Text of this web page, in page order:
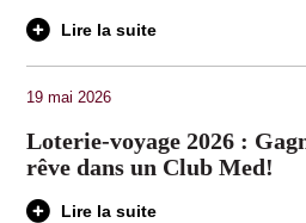
Lire la suite
19 mai 2026
Loterie-voyage 2026 :
rêve dans un Club Med!
Lire la suite